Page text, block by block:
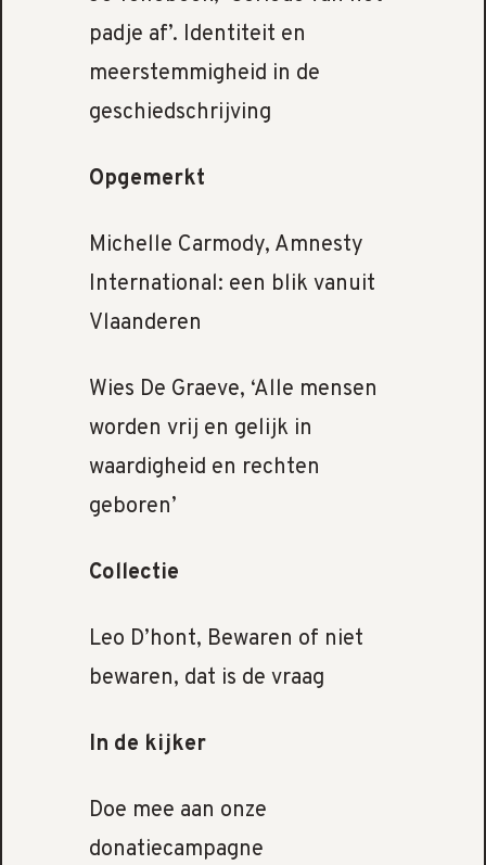
padje af’. Identiteit en
meerstemmigheid in de
geschiedschrijving
Opgemerkt
Michelle Carmody, Amnesty
International: een blik vanuit
Vlaanderen
Wies De Graeve, ‘Alle mensen
worden vrij en gelijk in
waardigheid en rechten
geboren’
Collectie
Leo D’hont, Bewaren of niet
bewaren, dat is de vraag
In de kijker
Doe mee aan onze
donatiecampagne